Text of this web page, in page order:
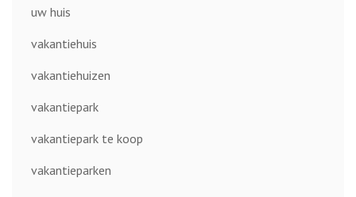
uw huis
vakantiehuis
vakantiehuizen
vakantiepark
vakantiepark te koop
vakantieparken